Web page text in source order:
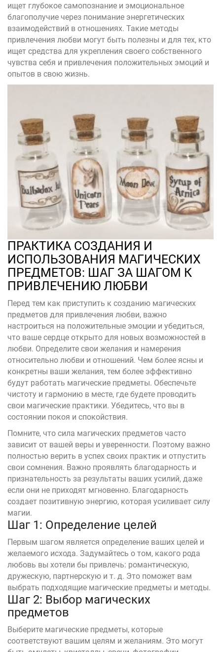
ищет глубокое самопознание и эмоциональное
благополучие через понимание энергетических
взаимодействий в отношениях. Такие методы
привлечения любви могут быть полезны и для тех, кто
ищет средства для укрепления своего собственного
чувства себя и привлечения положительных эмоций и
опытов в свою жизнь.
ПРАКТИКА СОЗДАНИЯ И
ИСПОЛЬЗОВАНИЯ МАГИЧЕСКИХ
ПРЕДМЕТОВ: ШАГ ЗА ШАГОМ К
ПРИВЛЕЧЕНИЮ ЛЮБВИ
Перед тем как приступить к созданию магических
предметов для привлечения любви, важно
настроиться на положительные эмоции и убедиться,
что ваше сердце открыто для новых возможностей в
любви. Определите свои желания и намерения
относительно любви и отношений. Чем более ясны и
конкретны ваши желания, тем более эффективно
будут работать магические предметы. Обеспечьте
чистоту и гармонию в месте, где будете проводить
свои магические практики. Убедитесь, что вы в
состоянии покоя и спокойствия.
Помните, что сила магических предметов часто
зависит от вашей веры и уверенности. Поэтому важно
полностью верить в успех своих практик и отпустить
свои сомнения. Важно проявлять благодарность и
признательность за результаты ваших усилий, даже
если они не приходят мгновенно. Благодарность
создает позитивную энергию, которая усиливает силу
магии.
Шаг 1: Определение целей
Первым шагом является определение ваших целей и
желаемого исхода. Задумайтесь о том, какого рода
любовь вы хотели бы привлечь: романтическую,
дружескую, партнерскую и т. д. Это поможет вам
выбрать подходящие магические предметы и методы.
Шаг 2: Выбор магических
предметов
Выберите магические предметы, которые
соответствуют вашим целям и желаниям. Это могут